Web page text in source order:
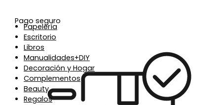
Papelería
Escritorio
Libros
Manualidades+DIY
Decoración y Hogar
Complementos
Beauty
Regalos
Pago seguro